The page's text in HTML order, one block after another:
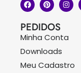
PEDIDOS
Minha Conta
Downloads
Meu Cadastro